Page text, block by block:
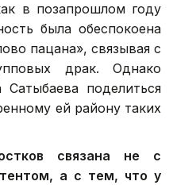
в позапрошлом году
была обеспокоена
пацана», связывая с
драк. Однако
поделиться
ей району таких
связана не с
а с тем, что у